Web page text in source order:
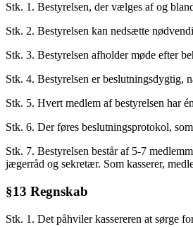
Stk. 1. Bestyrelsen, der vælges af og
Stk. 2. Bestyrelsen kan nedsætte
Stk. 3. Bestyrelsen afholder møde efter
Stk. 4. Bestyrelsen er beslutningsdygtig,
Stk. 5. Hvert medlem af bestyrelsen har
Stk. 6. Der føres beslutningsprotokol,
Stk. 7. Bestyrelsen består af 5-7
jægerråd og sekretær. Som kasserer,
§13 Regnskab
Stk. 1. Det påhviler kassereren at sørge